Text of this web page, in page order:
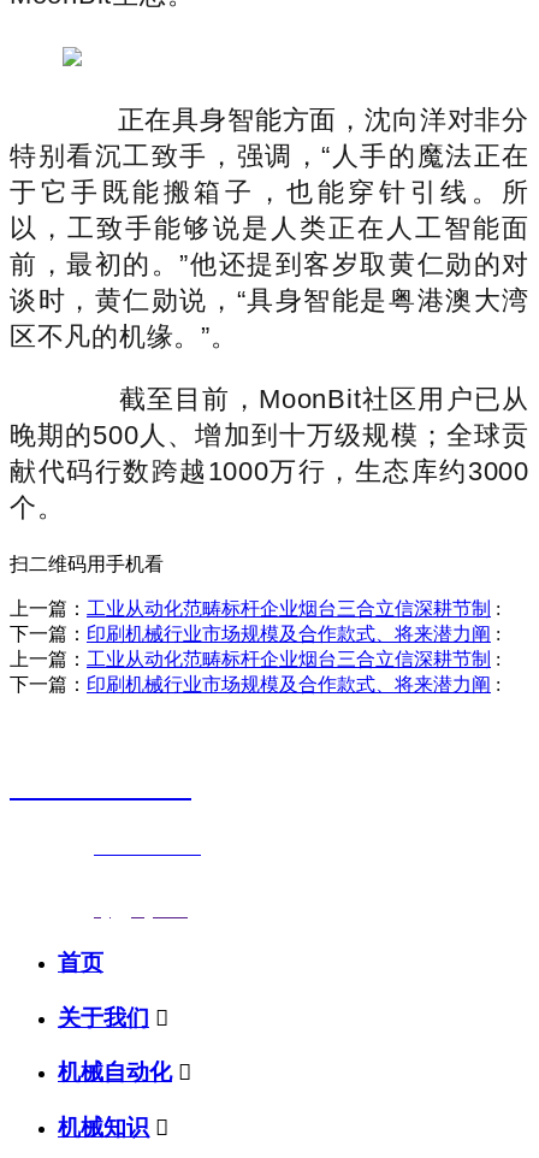
正在具身智能方面，沈向洋对非分
特别看沉工致手，强调，“人手的魔法正在
于它手既能搬箱子，也能穿针引线。所
以，工致手能够说是人类正在人工智能面
前，最初的。”他还提到客岁取黄仁勋的对
谈时，黄仁勋说，“具身智能是粤港澳大湾
区不凡的机缘。”。
截至目前，MoonBit社区用户已从
晚期的500人、增加到十万级规模；全球贡
献代码行数跨越1000万行，生态库约3000
个。
扫二维码用手机看
上一篇： 工业从动化范畴标杆企业烟台三合立信深耕节制 :
下一篇： 印刷机械行业市场规模及合作款式、将来潜力阐 :
上一篇： 工业从动化范畴标杆企业烟台三合立信深耕节制 :
下一篇： 印刷机械行业市场规模及合作款式、将来潜力阐 :
首页
关于我们 
机械自动化 
机械知识 